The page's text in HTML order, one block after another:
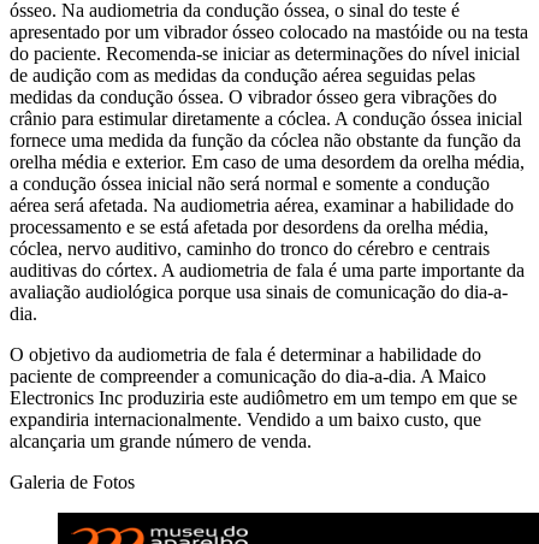
ósseo. Na audiometria da condução óssea, o sinal do teste é
apresentado por um vibrador ósseo colocado na mastóide ou na testa
do paciente. Recomenda-se iniciar as determinações do nível inicial
de audição com as medidas da condução aérea seguidas pelas
medidas da condução óssea. O vibrador ósseo gera vibrações do
crânio para estimular diretamente a cóclea. A condução óssea inicial
fornece uma medida da função da cóclea não obstante da função da
orelha média e exterior. Em caso de uma desordem da orelha média,
a condução óssea inicial não será normal e somente a condução
aérea será afetada. Na audiometria aérea, examinar a habilidade do
processamento e se está afetada por desordens da orelha média,
cóclea, nervo auditivo, caminho do tronco do cérebro e centrais
auditivas do córtex. A audiometria de fala é uma parte importante da
avaliação audiológica porque usa sinais de comunicação do dia-a-
dia.
O objetivo da audiometria de fala é determinar a habilidade do
paciente de compreender a comunicação do dia-a-dia. A Maico
Electronics Inc produziria este audiômetro em um tempo em que se
expandiria internacionalmente. Vendido a um baixo custo, que
alcançaria um grande número de venda.
Galeria de Fotos